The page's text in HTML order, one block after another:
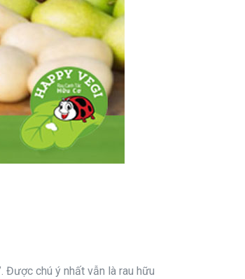
Được chú ý nhất vẫn là rau hữu